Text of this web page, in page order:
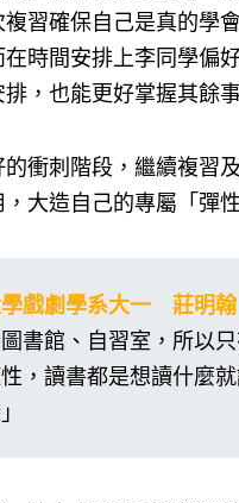
習確保自己是真的學
時間安排上李同學偏
，也能更好掌握其餘
衝刺階段，繼續複習
大造自己的專屬「彈
戲劇學系大一 莊明翰
書館、自習室，所以
，讀書都是想讀什麼